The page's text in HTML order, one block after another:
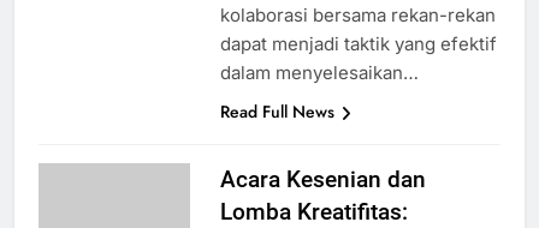
kolaborasi bersama rekan-rekan
dapat menjadi taktik yang efektif
dalam menyelesaikan…
Read Full News
Acara Kesenian dan
Lomba Kreatifitas: